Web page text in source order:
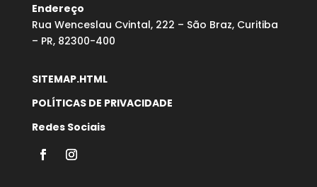
Endereço
Rua Wenceslau Cvintal, 222 – São Braz, Curitiba
– PR, 82300-400
SITEMAP.HTML
POLÍTICAS DE PRIVACIDADE
Redes Sociais